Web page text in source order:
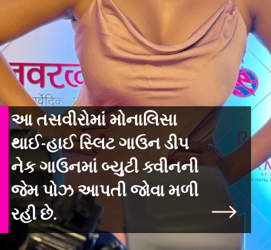
આ તસવીરોમાં મોનાલિસા
થાઈ-હાઈ સ્લિટ ગાઉન ડીપ
નેક ગાઉનમાં બ્યુટી ક્વીનની
જેમ પોઝ આપતી જોવા મળી
રહી છે.